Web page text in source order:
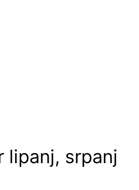
lipanj, srpanj